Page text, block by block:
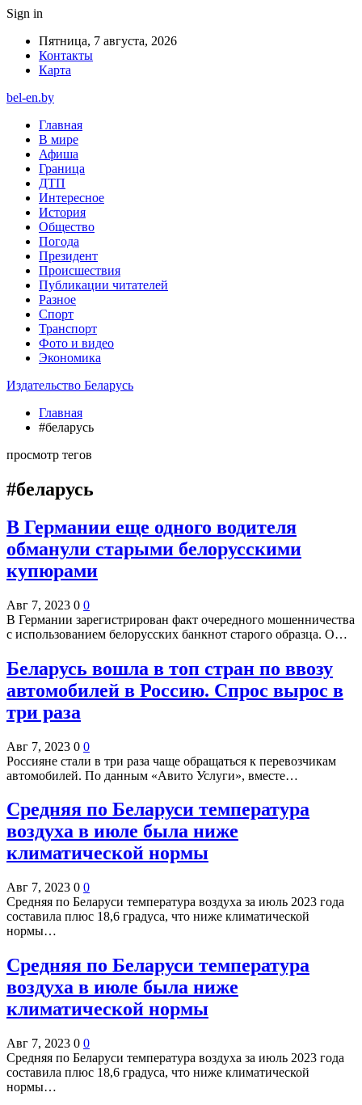
Sign in
Пятница, 7 августа, 2026
Контакты
Карта
bel-en.by
Главная
В мире
Афиша
Граница
ДТП
Интересное
История
Общество
Погода
Президент
Происшествия
Публикации читателей
Разное
Спорт
Транспорт
Фото и видео
Экономика
Издательство Беларусь
Главная
#беларусь
просмотр тегов
#беларусь
В Германии еще одного водителя
обманули старыми белорусскими
купюрами
Авг 7, 2023 0 0
В Германии зарегистрирован факт очередного мошенничества
с использованием белорусских банкнот старого образца. О…
Беларусь вошла в топ стран по ввозу
автомобилей в Россию. Спрос вырос в
три раза
Авг 7, 2023 0 0
Россияне стали в три раза чаще обращаться к перевозчикам
автомобилей. По данным «Авито Услуги», вместе…
Средняя по Беларуси температура
воздуха в июле была ниже
климатической нормы
Авг 7, 2023 0 0
Средняя по Беларуси температура воздуха за июль 2023 года
составила плюс 18,6 градуса, что ниже климатической
нормы…
Средняя по Беларуси температура
воздуха в июле была ниже
климатической нормы
Авг 7, 2023 0 0
Средняя по Беларуси температура воздуха за июль 2023 года
составила плюс 18,6 градуса, что ниже климатической
нормы…